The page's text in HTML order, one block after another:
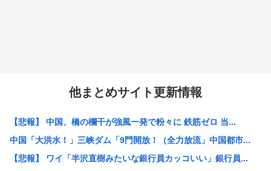
他まとめサイト更新情報
【悲報】 中国、橋の欄干が強風一発で粉々に 鉄筋ゼロ 当...
中国「大洪水！」三峡ダム「9門開放！（全力放流」中国都市...
【悲報】 ワイ「半沢直樹みたいな銀行員カッコいい」銀行員...